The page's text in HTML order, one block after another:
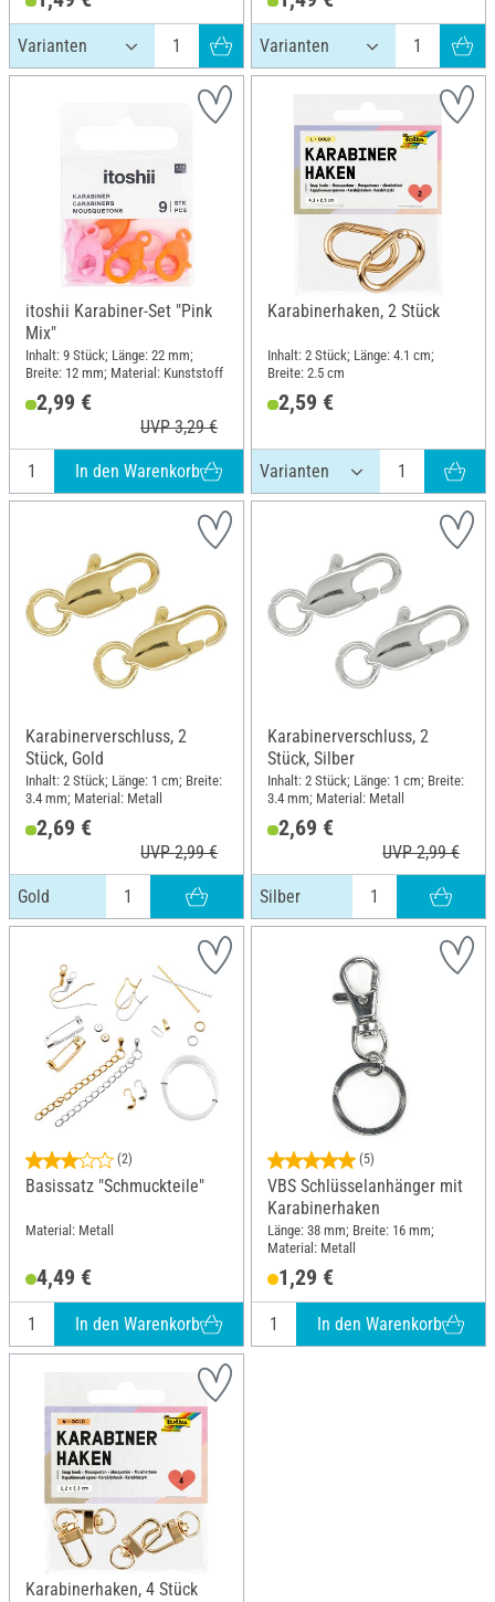
itoshii Karabiner-Set "Pink
Mix"
Inhalt: 9 Stück; Länge: 22 mm;
Breite: 12 mm; Material: Kunststoff
2,99 €
UVP 3,29 €
In den Warenkorb
Karabinerhaken, 2 Stück
Inhalt: 2 Stück; Länge: 4.1 cm;
Breite: 2.5 cm
2,59 €
Karabinerverschluss, 2
Stück, Gold
Inhalt: 2 Stück; Länge: 1 cm; Breite:
3.4 mm; Material: Metall
2,69 €
UVP 2,99 €
Gold
Karabinerverschluss, 2
Stück, Silber
Inhalt: 2 Stück; Länge: 1 cm; Breite:
3.4 mm; Material: Metall
2,69 €
UVP 2,99 €
Silber
(2)
Basissatz "Schmuckteile"
Material: Metall
4,49 €
In den Warenkorb
(5)
VBS Schlüsselanhänger mit
Karabinerhaken
Länge: 38 mm; Breite: 16 mm;
Material: Metall
1,29 €
In den Warenkorb
Karabinerhaken, 4 Stück